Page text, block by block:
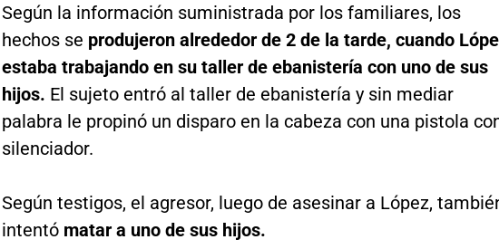
Según la información suministrada por los familiares, los
hechos se produjeron alrededor de 2 de la tarde, cuando
estaba trabajando en su taller de ebanistería con uno de sus
hijos. El sujeto entró al taller de ebanistería y sin mediar
palabra le propinó un disparo en la cabeza con una pistola
silenciador.
Según testigos, el agresor, luego de asesinar a López,
intentó matar a uno de sus hijos.